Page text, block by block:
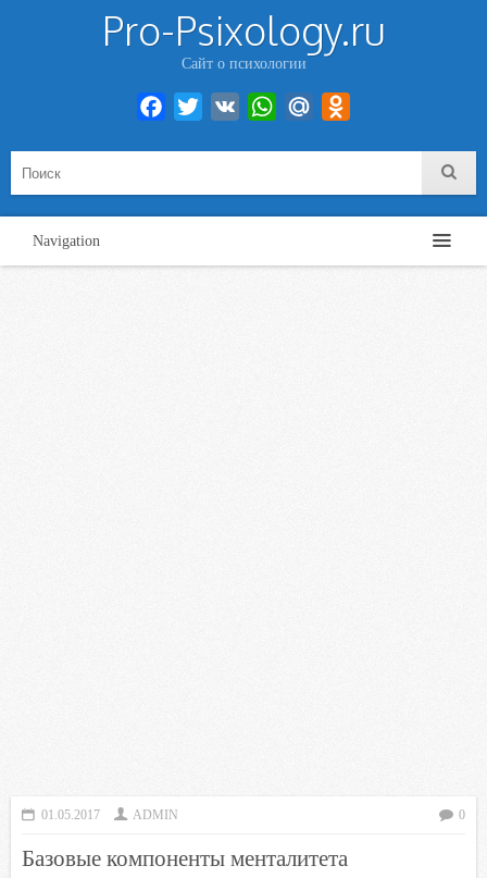
Pro-Psixology.ru
Сайт о психологии
Facebook
Twitter VK WhatsAppMail.Ru
Navigation
01.05.2017 ADMIN 0
Базовые компоненты менталитета